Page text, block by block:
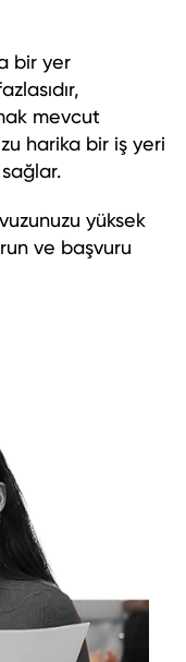
bir yer
mevcut
harika bir iş yeri
yüksek
ve başvuru